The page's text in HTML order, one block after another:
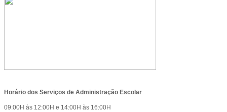
Horário dos Serviços de Administração Escolar
09:00H às 12:00H e 14:00H às 16:00H